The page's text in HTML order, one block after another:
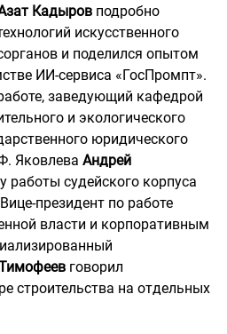
Кадыров подробно
искусственного
и поделился опытом
ИИ-сервиса «ГосПромпт».
заведующий кафедрой
и экологического
юридического
Яковлева Андрей
работы судейского корпуса
президент по работе
власти и корпоративным
говорил
строительства на отдельных